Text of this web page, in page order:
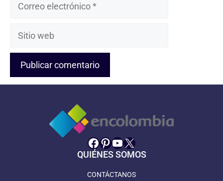
Sitio
Facebook
Pinterest
YouTube
X
QUIÉNES SOMOS
CONTÁCTANOS